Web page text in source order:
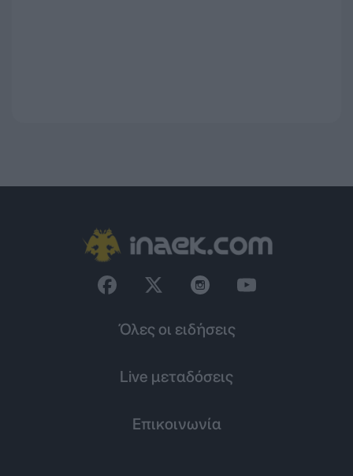
Όλες οι ειδήσεις
Live μεταδόσεις
Επικοινωνία